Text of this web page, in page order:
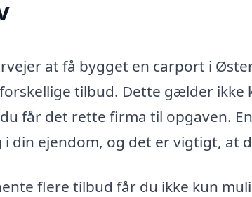
at få bygget en carport i
tilbud. Dette gælder ikke
får det rette firma til opgaven.
i din ejendom, og det er vigtigt, at
flere tilbud får du ikke kun